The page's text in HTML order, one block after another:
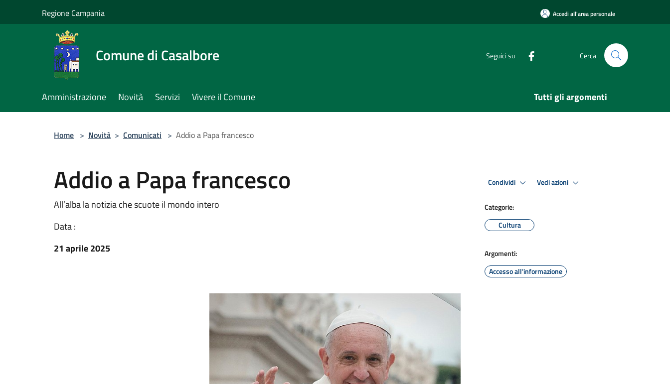
Regione Campania Accedi all'area personale
Comune di Casalbore Seguici su Cerca
Amministrazione Novità Servizi Vivere il Comune Tutti gli argomenti
Home > Novità > Comunicati > Addio a Papa francesco
Addio a Papa francesco
All’alba la notizia che scuote il mondo intero
Data :
21 aprile 2025
Condividi Vedi azioni
Categorie:
Cultura
Argomenti:
Accesso all'informazione